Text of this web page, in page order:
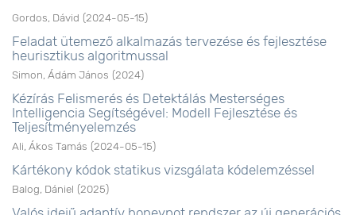
Gordos, Dávid (2024-05-15)
Feladat ütemező alkalmazás tervezése és fejlesztése
heurisztikus algoritmussal
Simon, Ádám János (2024)
Kézírás Felismerés és Detektálás Mesterséges
Intelligencia Segítségével: Modell Fejlesztése és
Teljesítményelemzés
Ali, Ákos Tamás (2024-05-15)
Kártékony kódok statikus vizsgálata kódelemzéssel
Balog, Dániel (2025)